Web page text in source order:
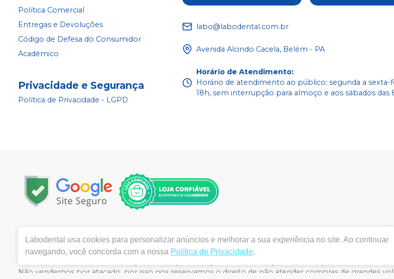
Política Comercial
Entregas e Devoluções
Código de Defesa do Consumidor
Acadêmico
Privacidade e Segurança
Política de Privacidade - LGPD
labo@labodental.com.br
Avenida Alcindo Cacela, Belém - PA
Horário de Atendimento:
Horário de atendimento ao público: segunda a sexta-
18h, sem interrupção para almoço e aos sábados das
Labodental P3
Email:labo@labodental.com.br| Av. Alcindo Cacela, 2195 - Cremação, Belém / PA, CEP: 66040-273|
ANVISA 4645-1/03-00- Medicamentos: 1.25691-2 | Farmacêutico responsável: TAYNARA SOUZA
meramente ilustrativas - Os preços e condições da loja virtual estão sujeitos a alterações. Em caso
Não vendemos por atacado, por isso nos reservamos o direito de não atender compras de grandes
Labodental usa cookies para personalizar anúncios e melhorar a sua experiência no site. Ao continuar
navegando, você concorda com a nossa Política de Privacidade.